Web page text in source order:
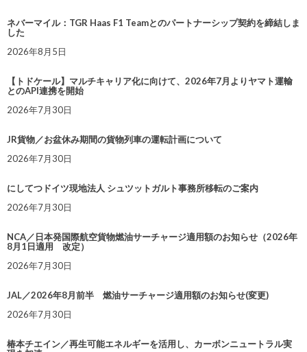
ネバーマイル：TGR Haas F1 Teamとのパートナーシップ契約を締結しま
した
2026年8月5日
【トドケール】マルチキャリア化に向けて、2026年7月よりヤマト運輸
とのAPI連携を開始
2026年7月30日
JR貨物／お盆休み期間の貨物列車の運転計画について
2026年7月30日
にしてつドイツ現地法人 シュツットガルト事務所移転のご案内
2026年7月30日
NCA／日本発国際航空貨物燃油サーチャージ適用額のお知らせ（2026年
8月1日適用 改定）
2026年7月30日
JAL／2026年8月前半 燃油サーチャージ適用額のお知らせ(変更)
2026年7月30日
椿本チエイン／再生可能エネルギーを活用し、カーボンニュートラル実